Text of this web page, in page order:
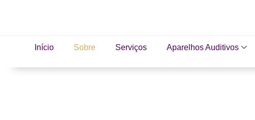
Início Sobre Serviços Aparelhos Auditivos